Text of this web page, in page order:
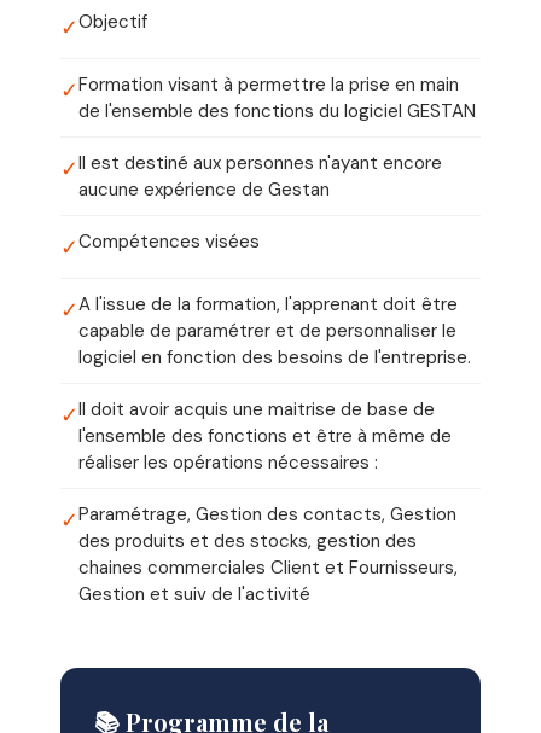
✓Objectif
✓Formation visant à permettre la prise en main
de l'ensemble des fonctions du logiciel GESTAN
✓Il est destiné aux personnes n'ayant encore
aucune expérience de Gestan
✓Compétences visées
✓A l'issue de la formation, l'apprenant doit être
capable de paramétrer et de personnaliser le
logiciel en fonction des besoins de l'entreprise.
✓Il doit avoir acquis une maitrise de base de
l'ensemble des fonctions et être à même de
réaliser les opérations nécessaires :
✓Paramétrage, Gestion des contacts, Gestion
des produits et des stocks, gestion des
chaines commerciales Client et Fournisseurs,
Gestion et suiv de l'activité
📚 Programme de la